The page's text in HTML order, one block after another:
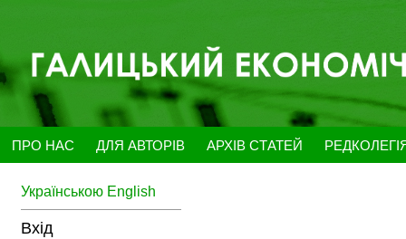
ПРО НАС ДЛЯ АВТОРІВ АРХІВ СТАТЕЙ
Українською English
Вхід